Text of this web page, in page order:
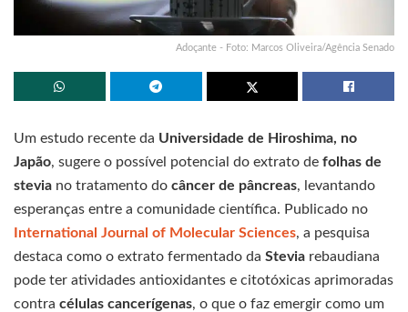
Adoçante - Foto: Marcos Oliveira/Agência Senado
Um estudo recente da Universidade de Hiroshima, no
Japão, sugere o possível potencial do extrato de folhas de
stevia no tratamento do câncer de pâncreas, levantando
esperanças entre a comunidade científica. Publicado no
International Journal of Molecular Sciences, a pesquisa
destaca como o extrato fermentado da Stevia rebaudiana
pode ter atividades antioxidantes e citotóxicas aprimoradas
contra células cancerígenas, o que o faz emergir como um